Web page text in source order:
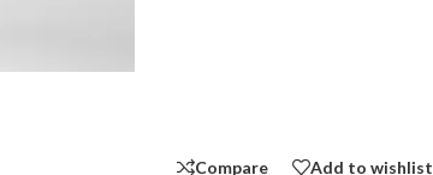
Compare Add to wishlist